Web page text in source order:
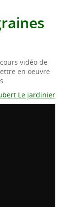
vidéo de
en oeuvre
Le jardinier